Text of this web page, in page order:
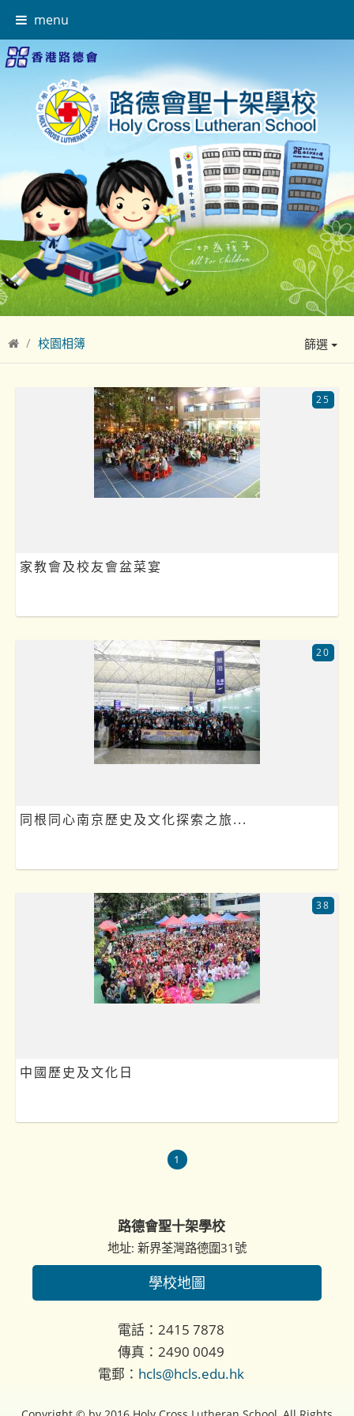
menu
校園相簿 篩選
家教會及校友會盆菜宴
25
同根同心南京歷史及文化探索之旅...
20
中國歷史及文化日
38
1
路德會聖十架學校
地址: 新界荃灣路德圍31號
學校地圖
電話：2415 7878
傳真：2490 0049
電郵： hcls@hcls.edu.hk